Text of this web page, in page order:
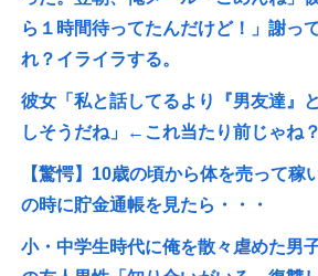
ら１時間待ってたんだけど！」謝っ
れ？イライラする。
彼女「私と話してるより『男友達』
しそうだね」←これ当たり前じゃね？
【驚愕】10歳の頃から体を売って稼
の時に貯金通帳を見たら・・・
小・中学生時代に俺を散々虐めた男